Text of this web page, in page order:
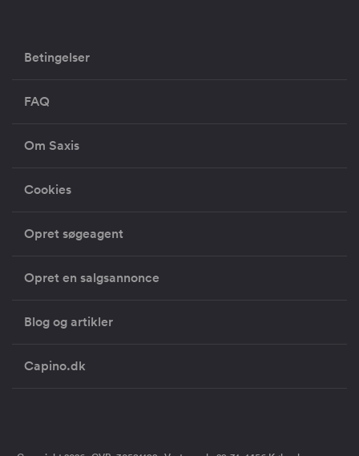
Betingelser
FAQ
Om Saxis
Cookies
Opret søgeagent
Opret en salgsannonce
Blog og artikler
Capino.dk